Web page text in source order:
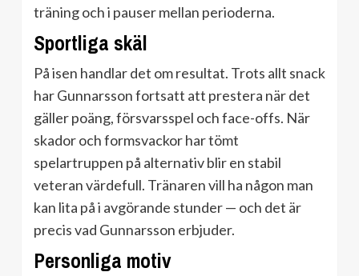
träning och i pauser mellan perioderna.
Sportliga skäl
På isen handlar det om resultat. Trots allt snack
har Gunnarsson fortsatt att prestera när det
gäller poäng, försvarsspel och face-offs. När
skador och formsvackor har tömt
spelartruppen på alternativ blir en stabil
veteran värdefull. Tränaren vill ha någon man
kan lita på i avgörande stunder — och det är
precis vad Gunnarsson erbjuder.
Personliga motiv